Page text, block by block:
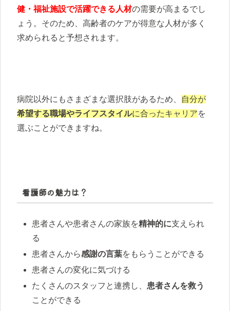
健・福祉施設で活躍できる人材の需要が高まるでし
ょう。そのため、高齢者のケアが得意な人材が多く
求められると予想されます。
病院以外にもさまざまな選択肢があるため、
自分が
希望する職場やライフスタイルに合ったキャリアを
選ぶことができますね。
看護師の魅力は？
患者さんや患者さんの家族を精神的に支えられ
る
患者さんから感謝の言葉をもらうことができる
患者さんの変化に気づける
たくさんのスタッフと連携し、 患者さんを救う
ことができる